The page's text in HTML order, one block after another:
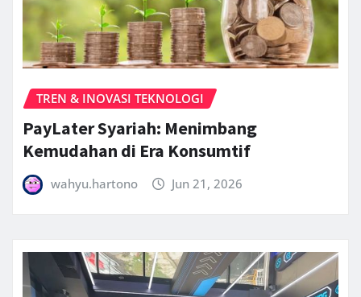
TREN & INOVASI TEKNOLOGI
PayLater Syariah: Menimbang
Kemudahan di Era Konsumtif
wahyu.hartono Jun 21, 2026